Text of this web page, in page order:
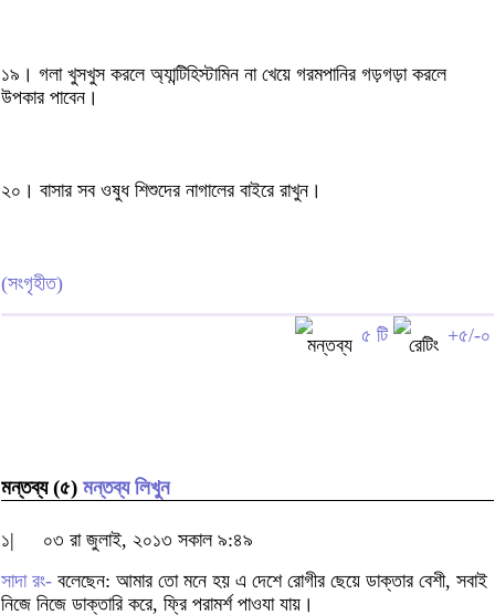
১৯। গলা খুসখুস করলে অ্যান্টিহিস্টামিন না খেয়ে গরমপানির গড়গড়া করলে
উপকার পাবেন।
২০। বাসার সব ওষুধ শিশুদের নাগালের বাইরে রাখুন।
(সংগৃহীত)
৫ টি +৫/-০
মন্তব্য (৫) মন্তব্য লিখুন
১|
০৩ রা জুলাই, ২০১৩ সকাল ৯:৪৯
সাদা রং- বলেছেন: আমার তো মনে হয় এ দেশে রোগীর ছেয়ে ডাক্তার বেশী, সবাই
নিজে নিজে ডাক্তারি করে, ফ্রি পরামর্শ পাওযা যায়।